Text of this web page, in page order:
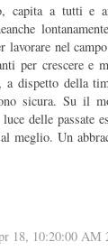
capita a tutti e
lavorare nel
per crescere e
a dispetto della
sicura. Su il
delle passate
meglio. Un
18, 10:20:00 AM